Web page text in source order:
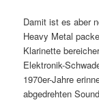
Damit ist es aber
Heavy Metal
Klarinette
Elektronik-
1970er-Jahre
abgedrehten